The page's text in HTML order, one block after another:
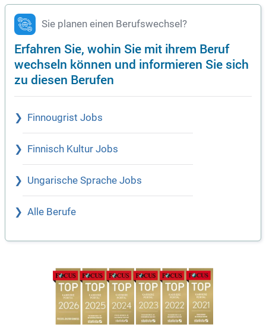
Sie planen einen Berufswechsel?
Erfahren Sie, wohin Sie mit ihrem Beruf
wechseln können und informieren Sie sich
zu diesen Berufen
Finnougrist Jobs
Finnisch Kultur Jobs
Ungarische Sprache Jobs
Alle Berufe